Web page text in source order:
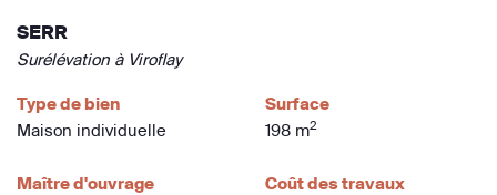
SERR
Surélévation à Viroflay
Type de bien
Maison individuelle
Surface
198 m2
Maître d'ouvrage
Coût des travaux